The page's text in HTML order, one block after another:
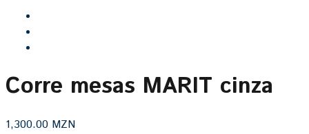
Corre mesas MARIT cinza
1,300.00 MZN